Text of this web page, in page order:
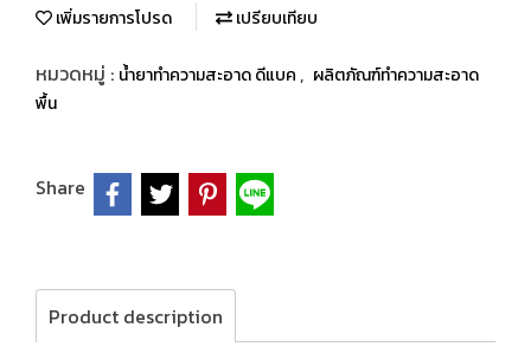
เพิ่มรายการโปรด เปรียบเทียบ
หมวดหมู่ : น้ำยาทำความสะอาด ดีแบค , ผลิตภัณฑ์ทำความสะอาด
พื้น
Share
Product description